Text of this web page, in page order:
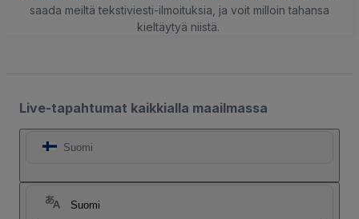
saada meiltä tekstiviesti-ilmoituksia, ja voit milloin tahansa
kieltäytyä niistä.
Live-tapahtumat kaikkialla maailmassa
Suomi
Suomi